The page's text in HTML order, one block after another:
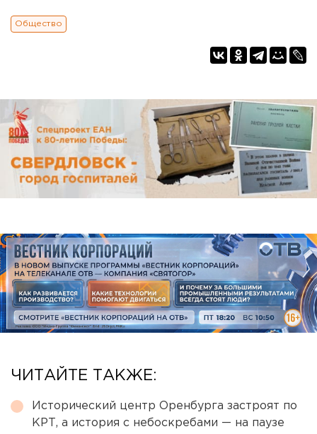
Общество
ЧИТАЙТЕ ТАКЖЕ:
Исторический центр Оренбурга застроят по
КРТ, а история с небоскребами — на паузе